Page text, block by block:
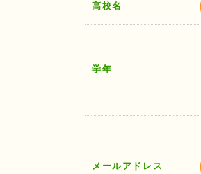
高校名
学年
メールアドレス